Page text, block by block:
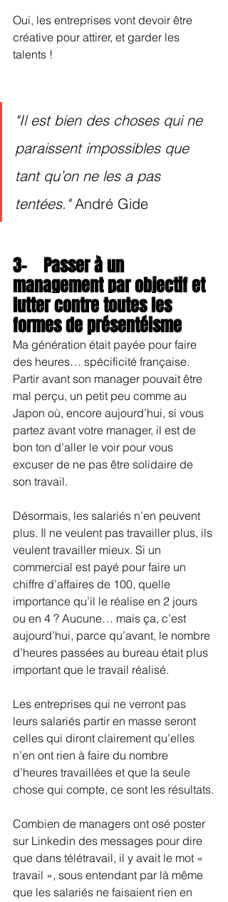
Oui, les entreprises vont devoir être
créative pour attirer, et garder les
talents !
"Il est bien des choses qui ne
paraissent impossibles que
tant qu’on ne les a pas
tentées." André Gide
3- Passer à un
management par objectif et
lutter contre toutes les
formes de présentéisme
Ma génération était payée pour faire
des heures… spécificité française.
Partir avant son manager pouvait être
mal perçu, un petit peu comme au
Japon où, encore aujourd’hui, si vous
partez avant votre manager, il est de
bon ton d’aller le voir pour vous
excuser de ne pas être solidaire de
son travail.
Désormais, les salariés n’en peuvent
plus. Il ne veulent pas travailler plus, ils
veulent travailler mieux. Si un
commercial est payé pour faire un
chiffre d’affaires de 100, quelle
importance qu’il le réalise en 2 jours
ou en 4 ? Aucune… mais ça, c’est
aujourd’hui, parce qu’avant, le nombre
d’heures passées au bureau était plus
important que le travail réalisé.
Les entreprises qui ne verront pas
leurs salariés partir en masse seront
celles qui diront clairement qu’elles
n’en ont rien à faire du nombre
d’heures travaillées et que la seule
chose qui compte, ce sont les résultats.
Combien de managers ont osé poster
sur Linkedin des messages pour dire
que dans télétravail, il y avait le mot «
travail », sous entendant par là même
que les salariés ne faisaient rien en